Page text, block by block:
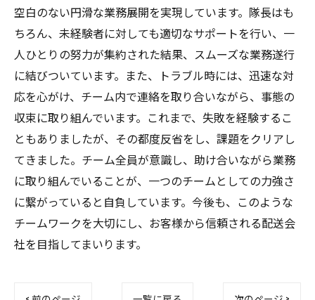
空白のない円滑な業務展開を実現しています。隊長はも
ちろん、未経験者に対しても適切なサポートを行い、一
人ひとりの努力が集約された結果、スムーズな業務遂行
に結びついています。また、トラブル時には、迅速な対
応を心がけ、チーム内で連絡を取り合いながら、事態の
収束に取り組んでいます。これまで、失敗を経験するこ
ともありましたが、その都度反省をし、課題をクリアし
てきました。チーム全員が意識し、助け合いながら業務
に取り組んでいることが、一つのチームとしての力強さ
に繋がっていると自負しています。今後も、このような
チームワークを大切にし、お客様から信頼される配送会
社を目指してまいります。